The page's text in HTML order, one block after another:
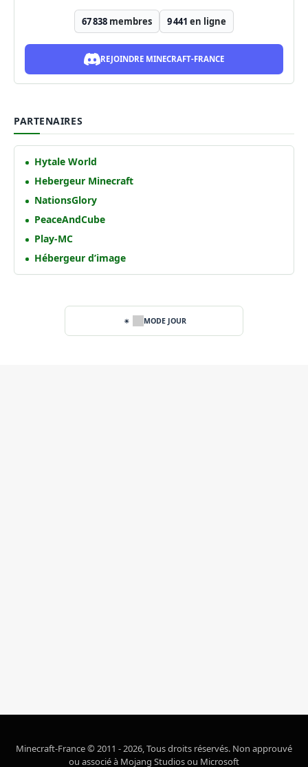
67 838 membres 9 441 en ligne
REJOINDRE MINECRAFT-FRANCE
PARTENAIRES
Hytale World
Hebergeur Minecraft
NationsGlory
PeaceAndCube
Play-MC
Hébergeur d’image
MODE JOUR
Minecraft-France © 2011 - 2026, Tous droits réservés. Non approuvé
ou associé à Mojang Studios ou Microsoft